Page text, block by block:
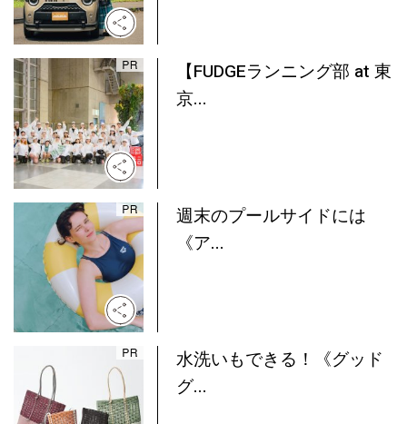
【FUDGEランニング部 at 東
京...
週末のプールサイドには
《ア...
水洗いもできる！《グッド
グ...